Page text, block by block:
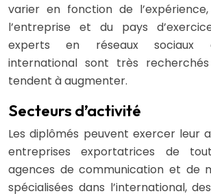
varier en fonction de
l’entreprise et du pays
experts en réseaux sociaux
international sont très
tendent à augmenter.
Secteurs d’activité
Les diplômés peuvent exercer leur
entreprises exportatrices de
agences de communication et de
spécialisées dans l’international,